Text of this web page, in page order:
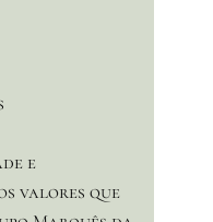
e
valores que